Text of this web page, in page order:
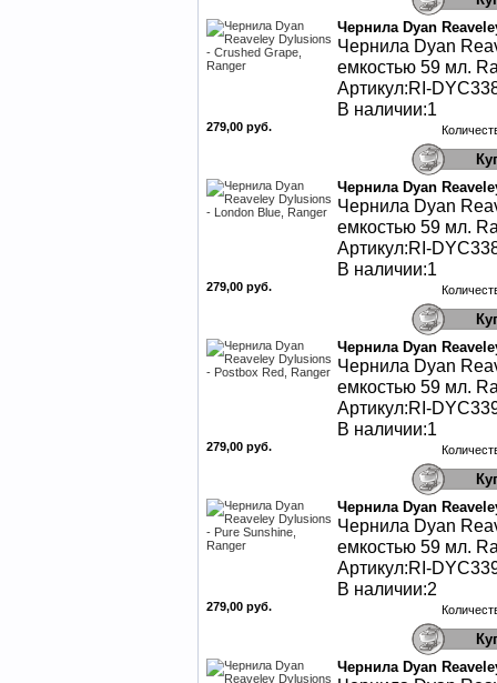
Чернила Dyan
Чернила Dyan
емкостью 59 мл.
Артикул:RI-
В наличии:1
279,00 руб.
Чернила Dyan
Чернила Dyan
емкостью 59 мл.
Артикул:RI-
В наличии:1
279,00 руб.
Чернила Dyan
Чернила Dyan
емкостью 59 мл.
Артикул:RI-
В наличии:1
279,00 руб.
Чернила Dyan
Чернила Dyan
емкостью 59 мл.
Артикул:RI-
В наличии:2
279,00 руб.
Чернила Dyan